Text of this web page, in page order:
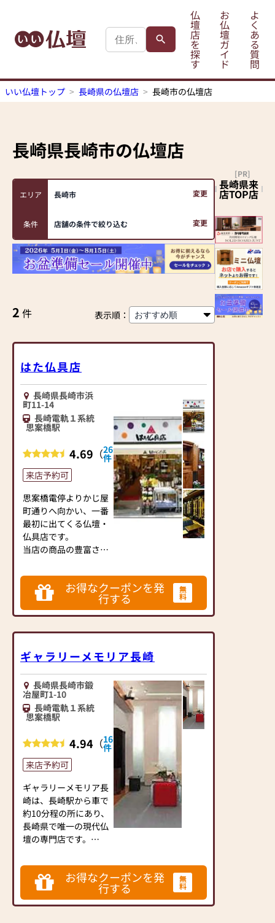
仏
壇
店
を
探
す
お
仏
壇
ガ
イ
ド
よ
く
あ
る
質
問
いい仏壇トップ 長崎県の仏壇店 長崎市の仏壇店
長崎県長崎市の仏壇店
エリア 長崎市 変更
条件 店舗の条件で絞り込む 変更
2 件 表示順：
はた仏具店
長崎県長崎市浜
町11-14
長崎電軌１系統
思案橋駅
4.69 （26
件）
来店予約可
思案橋電停よりかじ屋
町通りへ向かい、一番
最初に出てくる仏壇・
仏具店です。
当店の商品の豊富さは
す。
豊富な商品、安心な価
格、丁寧な接客をモッ
トーにスタッフ一同、
是非一度、お気軽にご
来店下さい。
【営業時間】9：00～
19：00
【定休日】第１、第３
【取扱い商品】仏壇・
仏具・神具・寺院仏
具・納骨堂・提灯・位
牌・数珠・数珠修理・
仏壇修理・墓用品・お
盆用品・盆提灯・精霊
船他・寺院内装工事な
ど
お得なクーポンを発
行する
無
料
ギャラリーメモリア長崎
長崎県長崎市鍛
冶屋町1-10
長崎電軌１系統
思案橋駅
4.94 （16
件
来店予約可
ギャラリーメモリア長
崎は、長崎駅から車で
約10分程の所にあり、
長崎県で唯一の現代仏
壇の専門店です。
町通りに位置し、同じ
並びには姉妹店 はた
仏具店もあります。
ご来店されましたお客
お得なクーポンを発
行する
無
料
長崎県来
店TOP店
[PR]